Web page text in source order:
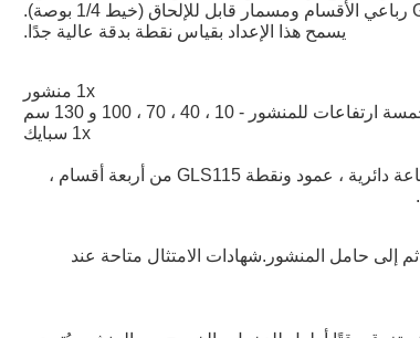
يسمح هذا الإعداد بقياس نقطة بدقة عالية جدًا.
1x منشور
1x سبايك
موشور صغير مركب في حامل بوليمر مع وصلات لولبية 1/4 بوصة. يتضمن فقاعة دائرية ، عمود ونقطة GLS115 من أربعة أقسام ،
إلى حامل المنشور.شهادات الامتثال متاحة عند